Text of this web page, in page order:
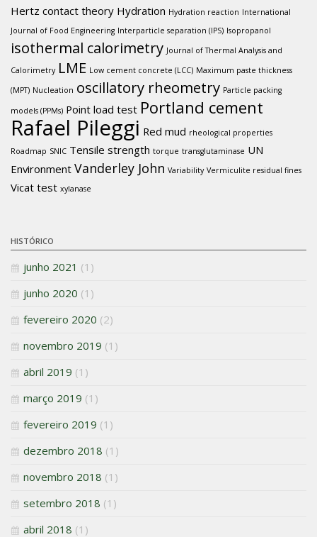
Hertz contact theory Hydration Hydration reaction International
Journal of Food Engineering Interparticle separation (IPS) Isopropanol
isothermal calorimetry Journal of Thermal Analysis and
Calorimetry LME Low cement concrete (LCC) Maximum paste thickness
(MPT) Nucleation oscillatory rheometry Particle packing
models (PPMs) Point load test Portland cement
Rafael Pileggi Red mud rheological properties
Roadmap SNIC Tensile strength torque transglutaminase UN
Environment Vanderley John Variability Vermiculite residual fines
Vicat test xylanase
HISTÓRICO
junho 2021 (1)
junho 2020 (1)
fevereiro 2020 (2)
novembro 2019 (1)
abril 2019 (1)
março 2019 (1)
fevereiro 2019 (1)
dezembro 2018 (1)
novembro 2018 (1)
setembro 2018 (1)
abril 2018 (1)